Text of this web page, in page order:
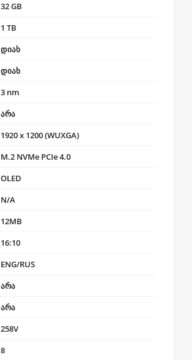
32 GB
1 TB
დიახ
დიახ
3 nm
არა
1920 x 1200 (WUXGA)
M.2 NVMe PCIe 4.0
OLED
N/A
12MB
16:10
ENG/RUS
არა
არა
258V
8